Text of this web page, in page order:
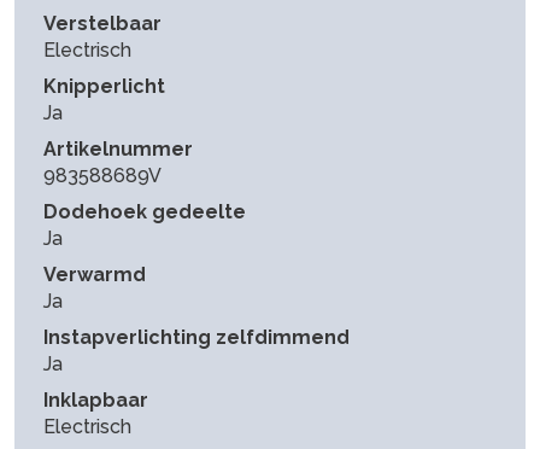
Verstelbaar
Electrisch
Knipperlicht
Ja
Artikelnummer
983588689V
Dodehoek gedeelte
Ja
Verwarmd
Ja
Instapverlichting zelfdimmend
Ja
Inklapbaar
Electrisch